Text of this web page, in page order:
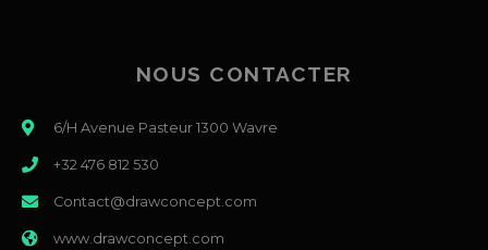
NOUS CONTACTER
6/H Avenue Pasteur 1300 Wavre
+32 476 812 530
Contact@drawconcept.com
www.drawconcept.com